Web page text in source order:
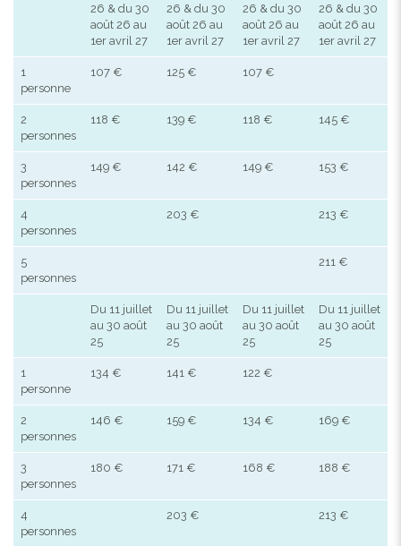
26 & du 30
août 26 au
1er avril 27
26 & du 30
août 26 au
1er avril 27
26 & du 30
août 26 au
1er avril 27
26 & du 30
août 26 au
1er avril 27
1
personne
107 € 125 € 107 €
2
personnes
118 € 139 € 118 € 145 €
3
personnes
149 € 142 € 149 € 153 €
4
personnes
203 € 213 €
5
personnes
211 €
Du 11 juillet
au 30 août
25
Du 11 juillet
au 30 août
25
Du 11 juillet
au 30 août
25
Du 11 juillet
au 30 août
25
1
personne
134 € 141 € 122 €
2
personnes
146 € 159 € 134 € 169 €
3
personnes
180 € 171 € 168 € 188 €
4
personnes
203 € 213 €